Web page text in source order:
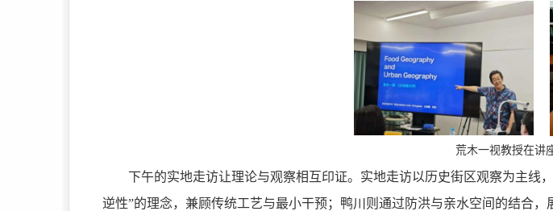
荒木一视教授在讲
下午的实地走访让理论与观察相互印证。实地走访以历史街区观察为主线
逆性”的理念，兼顾传统工艺与最小干预；鸭川则通过防洪与亲水空间的结合